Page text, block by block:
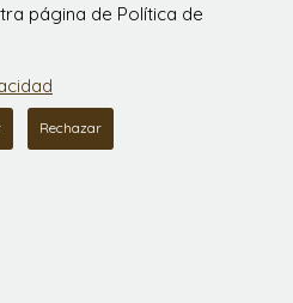
página de Política de
Rechazar